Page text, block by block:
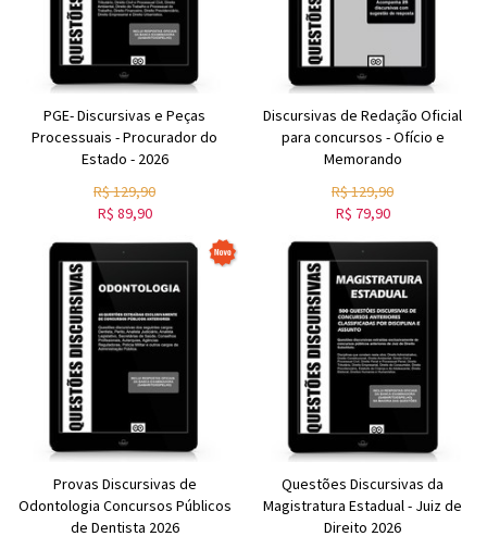
PGE- Discursivas e Peças
Processuais - Procurador do
Estado - 2026
R$129,90
R$ 89,90
Discursivas de Redação Oficial
para concursos - Ofício e
Memorando
R$129,90
R$ 79,90
Provas Discursivas de
Odontologia Concursos Públicos
de Dentista 2026
Questões Discursivas da
Magistratura Estadual - Juiz de
Direito 2026